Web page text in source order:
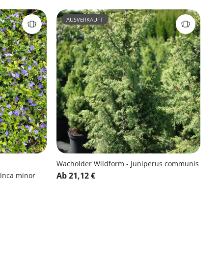
minor
AUSVERKAUFT
Wacholder Wildform - Juniperus communis
Ab 21,12 €